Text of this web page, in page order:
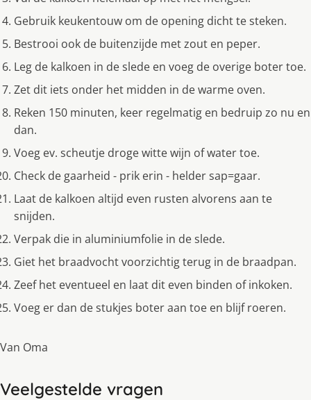
Gebruik keukentouw om de opening dicht te steken.
Bestrooi ook de buitenzijde met zout en peper.
Leg de kalkoen in de slede en voeg de overige boter toe.
Zet dit iets onder het midden in de warme oven.
Reken 150 minuten, keer regelmatig en bedruip zo nu en
dan.
Voeg ev. scheutje droge witte wijn of water toe.
Check de gaarheid - prik erin - helder sap=gaar.
Laat de kalkoen altijd even rusten alvorens aan te
snijden.
Verpak die in aluminiumfolie in de slede.
Giet het braadvocht voorzichtig terug in de braadpan.
Zeef het eventueel en laat dit even binden of inkoken.
Voeg er dan de stukjes boter aan toe en blijf roeren.
Van Oma
Veelgestelde vragen